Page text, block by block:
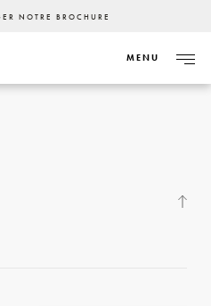
NOTRE BROCHURE
MENU